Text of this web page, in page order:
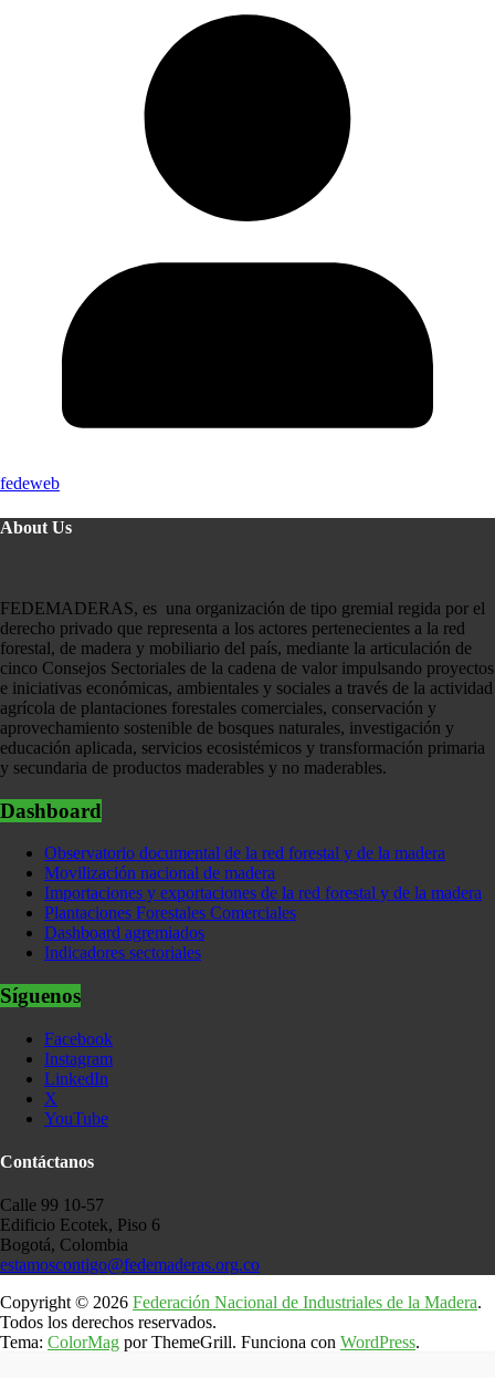
fedeweb
About Us
FEDEMADERAS, es una organización de tipo gremial regida por el
derecho privado que representa a los actores pertenecientes a la red
forestal, de madera y mobiliario del país, mediante la articulación de
cinco Consejos Sectoriales de la cadena de valor impulsando proyectos
e iniciativas económicas, ambientales y sociales a través de la actividad
agrícola de plantaciones forestales comerciales, conservación y
aprovechamiento sostenible de bosques naturales, investigación y
educación aplicada, servicios ecosistémicos y transformación primaria
y secundaria de productos maderables y no maderables.
Dashboard
Observatorio documental de la red forestal y de la madera
Movilización nacional de madera
Importaciones y exportaciones de la red forestal y de la madera
Plantaciones Forestales Comerciales
Dashboard agremiados
Indicadores sectoriales
Síguenos
Facebook
Instagram
LinkedIn
X
YouTube
Contáctanos
Calle 99 10-57
Edificio Ecotek, Piso 6
Bogotá, Colombia
estamoscontigo@fedemaderas.org.co
Copyright © 2026 Federación Nacional de Industriales de la Madera.
Todos los derechos reservados.
Tema: ColorMag por ThemeGrill. Funciona con WordPress.